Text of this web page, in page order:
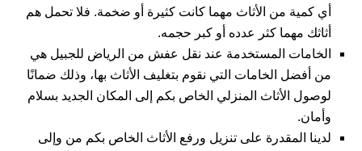
أي كمية من الأثاث مهما كانت كثيرة أو ضخمة. فلا تحمل هم
أثاثك مهما كثر عدده أو كبر حجمه.
الخامات المستخدمة عند نقل عفش من الرياض للجبيل هي
من أفضل الخامات التي نقوم بتغليف الأثاث بها، وذلك ضمانًا
لوصول الأثاث المنزلي الخاص بكم إلى المكان الجديد بسلام
وأمان.
لدينا المقدرة على تنزيل ورفع الأثاث الخاص بكم من وإلى